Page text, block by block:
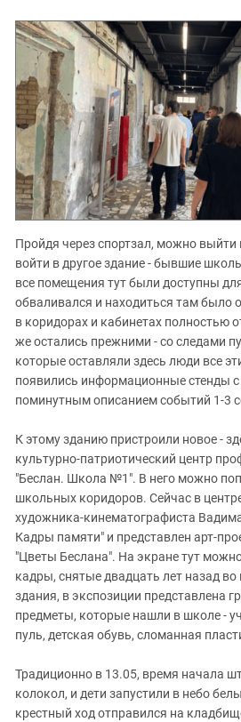
Пройдя через спортзал, можно
войти в другое здание - бывшие
все помещения тут были доступны
обваливался и находиться там было
в коридорах и кабинетах полностью
же остались прежними - со следами
которые оставляли здесь люди все
появились информационные стенды
поминутным описанием событий 1-3
К этому зданию пристроили новое -
культурно-патриотический центр
"Беслан. Школа №1". В него можно
школьных коридоров. Сейчас в
художника-кинематографиста
Кадры памяти" и представлен арт-
"Цветы Беслана". На экране тут
кадры, снятые двадцать лет назад
здания, в экспозиции представлена
предметы, которые нашли в школе -
пуль, детская обувь, сломанная
Традиционно в 13.05, время начала
колокол, и дети запустили в небо
крестный ход отправился на